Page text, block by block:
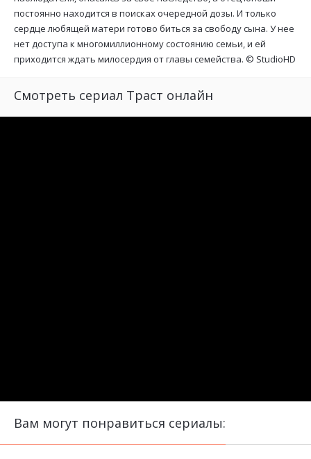
постоянно находится в поисках очередной дозы. И только
сердце любящей матери готово биться за свободу сына. У нее
нет доступа к многомиллионному состоянию семьи, и ей
приходится ждать милосердия от главы семейства. © StudioHD
Смотреть сериал Траст онлайн
Вам могут понравиться сериалы: